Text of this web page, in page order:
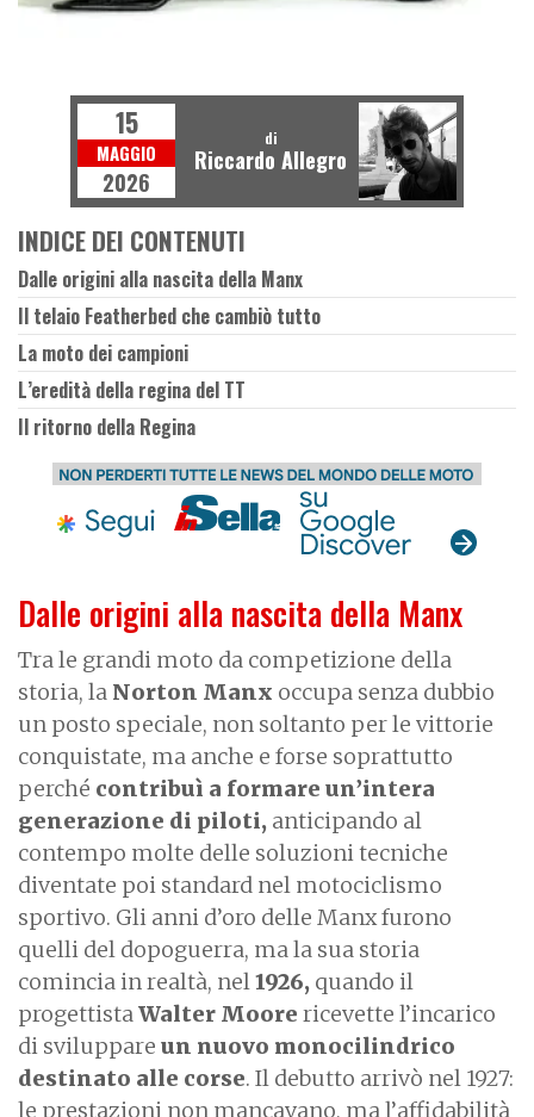
Dalle origini alla nascita della Manx
Tra le grandi moto da competizione della
storia, la Norton Manx occupa senza dubbio
un posto speciale, non soltanto per le vittorie
conquistate, ma anche e forse soprattutto
perché contribuì a formare un’intera
generazione di piloti, anticipando al
contempo molte delle soluzioni tecniche
diventate poi standard nel motociclismo
sportivo. Gli anni d’oro delle Manx furono
quelli del dopoguerra, ma la sua storia
comincia in realtà, nel1926, quando il
progettistaWalter Moore ricevette l’incarico
di sviluppare un nuovo monocilindrico
destinato alle corse. Il debutto arrivò nel 1927:
le prestazioni non mancavano, ma l’affidabilità
15
MAGGIO
2026
di
Riccardo Allegro
INDICE DEI CONTENUTI
Dalle origini alla nascita della Manx
Il telaio Featherbed che cambiò tutto
La moto dei campioni
L’eredità della regina del TT
Il ritorno della Regina